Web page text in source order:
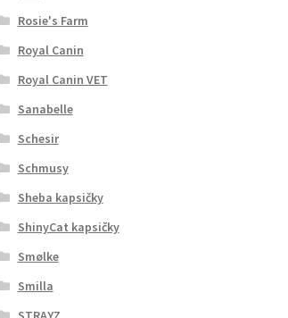
Rosie's Farm
Royal Canin
Royal Canin VET
Sanabelle
Schesir
Schmusy
Sheba kapsičky
ShinyCat kapsičky
Smølke
Smilla